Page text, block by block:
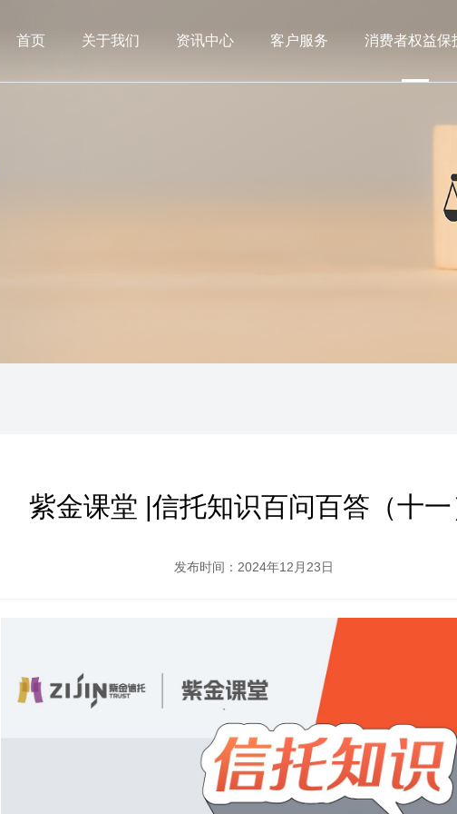
首页 关于我们 资讯中心 客户服务 消费者权益保
紫金课堂 |信托知识百问百答（十
发布时间：2024年12月23日